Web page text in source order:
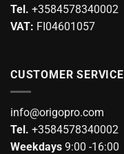
Tel. +3584578340002
VAT: FI04601057
CUSTOMER SERVICE
info@origopro.com
Tel. +3584578340002
Weekdays 9:00 -16:00